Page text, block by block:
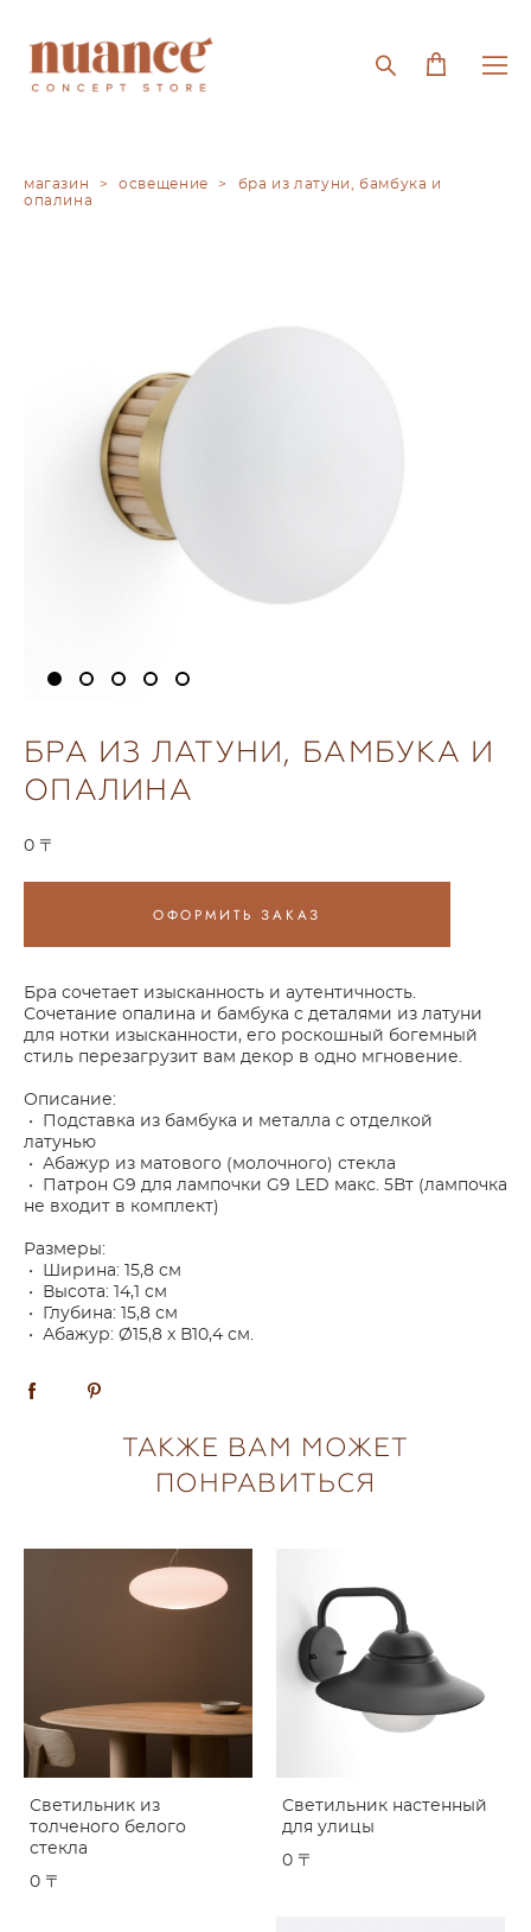
магазин > освещение >
бра из латуни, бамбука и
опалина
БРА ИЗ ЛАТУНИ, БАМБУКА И
ОПАЛИНА
0 〒
ОФОРМИТЬ ЗАКАЗ
Бра сочетает изысканность и аутентичность.
Сочетание опалина и бамбука с деталями из латуни
для нотки изысканности, его роскошный богемный
стиль перезагрузит вам декор в одно мгновение.
Описание:
• Подставка из бамбука и металла с отделкой
латунью
• Абажур из матового (молочного) стекла
• Патрон G9 для лампочки G9 LED макс. 5Вт (лампочка
не входит в комплект)
Размеры:
• Ширина: 15,8 см
• Высота: 14,1 см
• Глубина: 15,8 см
• Абажур: Ø15,8 x В10,4 см.
ТАКЖЕ ВАМ МОЖЕТ
ПОНРАВИТЬСЯ
Светильник из
толченого белого
стекла
0 〒
Светильник настенный
для улицы
0 〒